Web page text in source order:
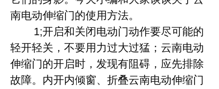
南电动伸缩门的使用方法。
1;开启和关闭电动门动作要尽可能的
轻开轻关，不要用力过大过猛；云南电动
伸缩门的开启时，发现有阻碍，应先排除
故障。内开内倾窗、折叠云南电动伸缩门